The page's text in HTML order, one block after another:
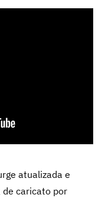
atualizada e
de caricato por